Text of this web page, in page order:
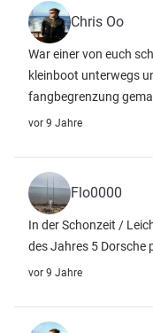
Chris Oo
War einer von euch
kleinboot unterwegs
fangbegrenzung
vor 9 Jahre
Flo0000
In der Schonzeit /
des Jahres 5 Dorsche
vor 9 Jahre